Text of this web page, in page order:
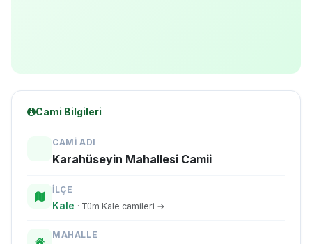
Cami Bilgileri
CAMI ADI
Karahüseyin Mahallesi Camii
İLÇE
Kale · Tüm Kale camileri →
MAHALLE